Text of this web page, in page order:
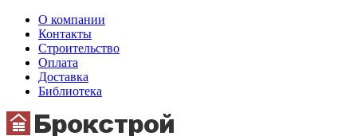
О компании
Контакты
Строительство
Оплата
Доставка
Библиотека